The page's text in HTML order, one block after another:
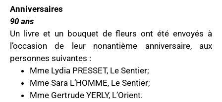
Anniversaires
90 ans
Un livre et un bouquet de fleurs ont été envoyés à
l’occasion de leur nonantième anniversaire, aux
personnes suivantes :
Mme Lydia PRESSET, Le Sentier;
Mme Sara L’HOMME, Le Sentier;
Mme Gertrude YERLY, L’Orient.